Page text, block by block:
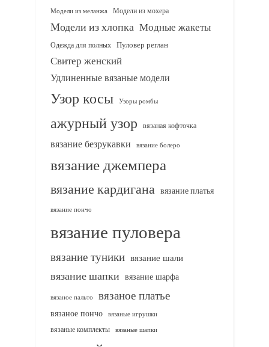
Модели из меланжа Модели из мохера
Модели из хлопка Модные жакеты
Одежда для полных Пуловер реглан
Свитер женский
Удлиненные вязаные модели
Узор косы Узоры ромбы
ажурный узор вязаная кофточка
вязание безрукавки вязание болеро
вязание джемпера
вязание кардигана вязание платья
вязание пончо
вязание пуловера
вязание туники вязание шали
вязание шапки вязание шарфа
вязаное пальто вязаное платье
вязаное пончо вязаные игрушки
вязаные комплекты
вязаные шапки